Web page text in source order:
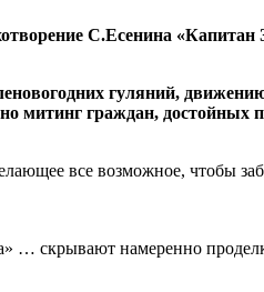
С.Есенина «Капитан
гуляний,
митинг граждан, достойных
все возможное, чтобы
… скрывают намеренно